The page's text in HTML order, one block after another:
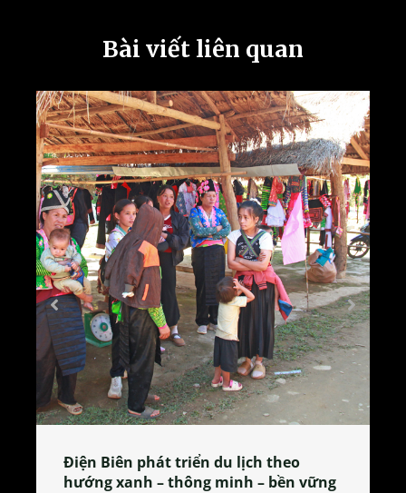
Bài viết liên quan
Làng làm bánh tẻ Phú Nhi – nơi lan
tỏa đặc sản xứ Đoài